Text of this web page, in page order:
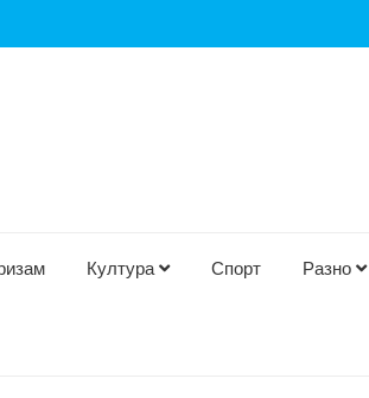
Култура Спорт Разно